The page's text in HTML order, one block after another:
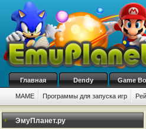
Главная Dendy Game
MAME Программы для запуска игр
ЭмуПланет.ру